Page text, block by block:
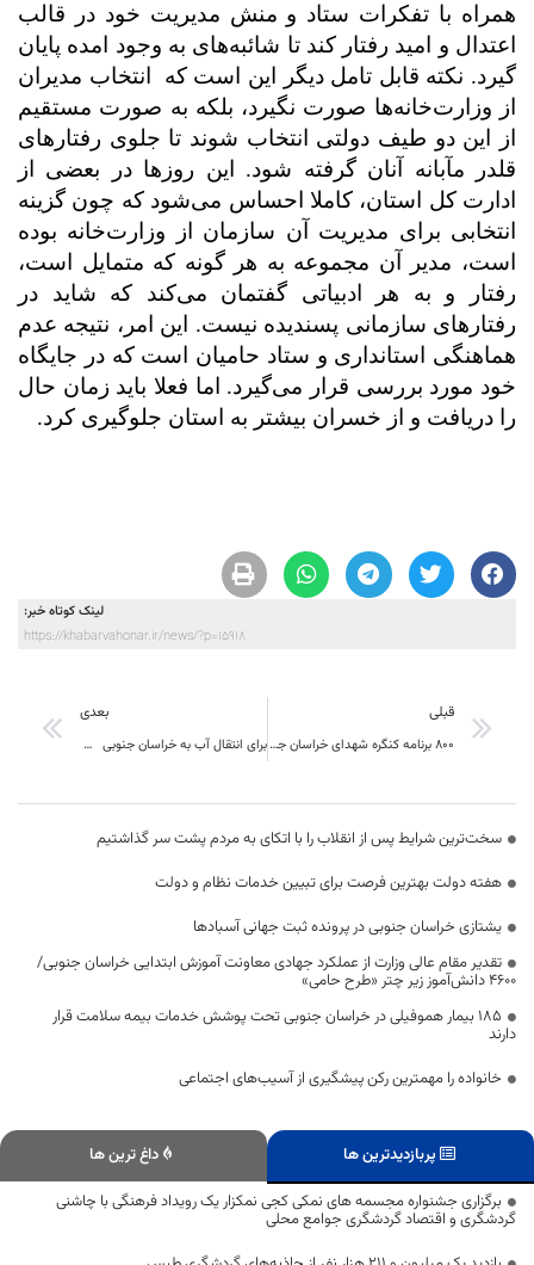
همراه با تفکرات ستاد و منش مدیریت خود در قالب
اعتدال و امید رفتار کند تا شائبه‌های به وجود امده پایان
گیرد. نکته قابل تامل دیگر این است که
انتخاب مدیران
از وزارت‌خانه‌ها صورت نگیرد، بلکه به صورت مستقیم
از این دو طیف دولتی انتخاب شوند تا جلوی رفتارهای
قلدر مآبانه‌ آنان گرفته شود. این روزها در بعضی از
ادارت کل استان، کاملا احساس می‌شود که چون گزینه
انتخابی برای مدیریت آن سازمان از وزارت‌خانه بوده
است،‌ مدیر آن مجموعه به هر گونه که متمایل است،
رفتار و به هر ادبیاتی گفتمان می‌کند که شاید در
رفتارهای سازمانی پسندیده نیست. این امر، نتیجه عدم
هماهنگی استانداری و ستاد حامیان است که در جایگاه
خود مورد بررسی قرار می‌گیرد. اما فعلا باید زمان حال
را دریافت و از خسران بیشتر به استان جلوگیری کرد.
لینک کوتاه خبر:
https://khabarvahonar.ir/news/?p=15918
قبلی
800 برنامه کنگره شهدای خراسان جنوبی اجرا می شود
بعدی
برای انتقال آب به خراسان جنوبی بحث خرید تضمینی را در دستور کار داریم
سخت‌ترین شرایط پس از انقلاب را با اتکای به مردم پشت سر گذاشتیم
هفته دولت بهترین فرصت برای تبیین خدمات نظام و دولت
یشتازی خراسان جنوبی در پرونده ثبت جهانی آسبادها
تقدیر مقام عالی وزارت از عملکرد جهادی معاونت آموزش ابتدایی خراسان جنوبی/
۴۶۰۰ دانش‌آموز زیر چتر «طرح حامی»
۱۸۵ بیمار هموفیلی در خراسان جنوبی تحت پوشش خدمات بیمه سلامت قرار
دارند
خانواده را مهمترین رکن پیشگیری از آسیب‌های اجتماعی
پربازدیدترین ها
داغ ترین ها
برگزاری جشنواره مجسمه های نمکی کجی نمکزار یک رویداد فرهنگی با چاشنی
گردشگری و اقتصاد گردشگری جوامع محلی